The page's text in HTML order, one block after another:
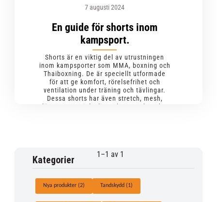
7 augusti 2024
En guide för shorts inom
kampsport.
Shorts är en viktig del av utrustningen
inom kampsporter som MMA, boxning och
Thaiboxning. De är speciellt utformade
för att ge komfort, rörelsefrihet och
ventilation under träning och tävlingar.
Dessa shorts har även stretch, mesh,
lättare material, slitstarkt tyg och andra
BJJ Muay Thai MMA
Shorts
1–1 av 1
Kategorier
Nya produkter (2) Tandskydd (1)